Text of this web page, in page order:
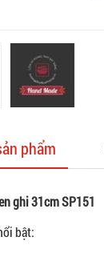
phẩm
ghi 31cm SP151
bật: